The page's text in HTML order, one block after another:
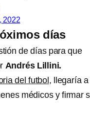
2022
días
de días para que
Andrés Lillini.
del futbol , llegaría a
médicos y firmar